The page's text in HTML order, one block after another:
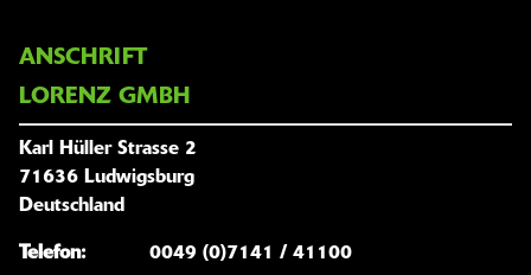
ANSCHRIFT
LORENZ GMBH
Karl Hüller Strasse 2
71636 Ludwigsburg
Deutschland
Telefon:
0049 (0)7141 / 41100